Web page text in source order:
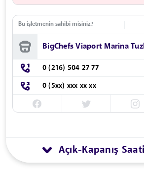
Bu işletmenin sahibi misiniz?
BigChefs Viaport Marina
0 (216) 504 27 77
0 (5xx) xxx xx xx
Açık-Kapanış